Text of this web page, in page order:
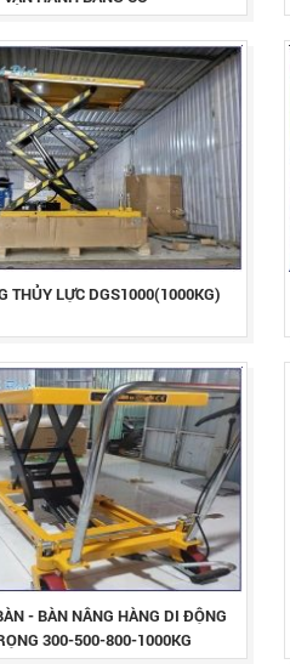
THỦY LỰC DGS1000(1000KG)
- BÀN NÂNG HÀNG DI ĐỘNG
300-500-800-1000KG